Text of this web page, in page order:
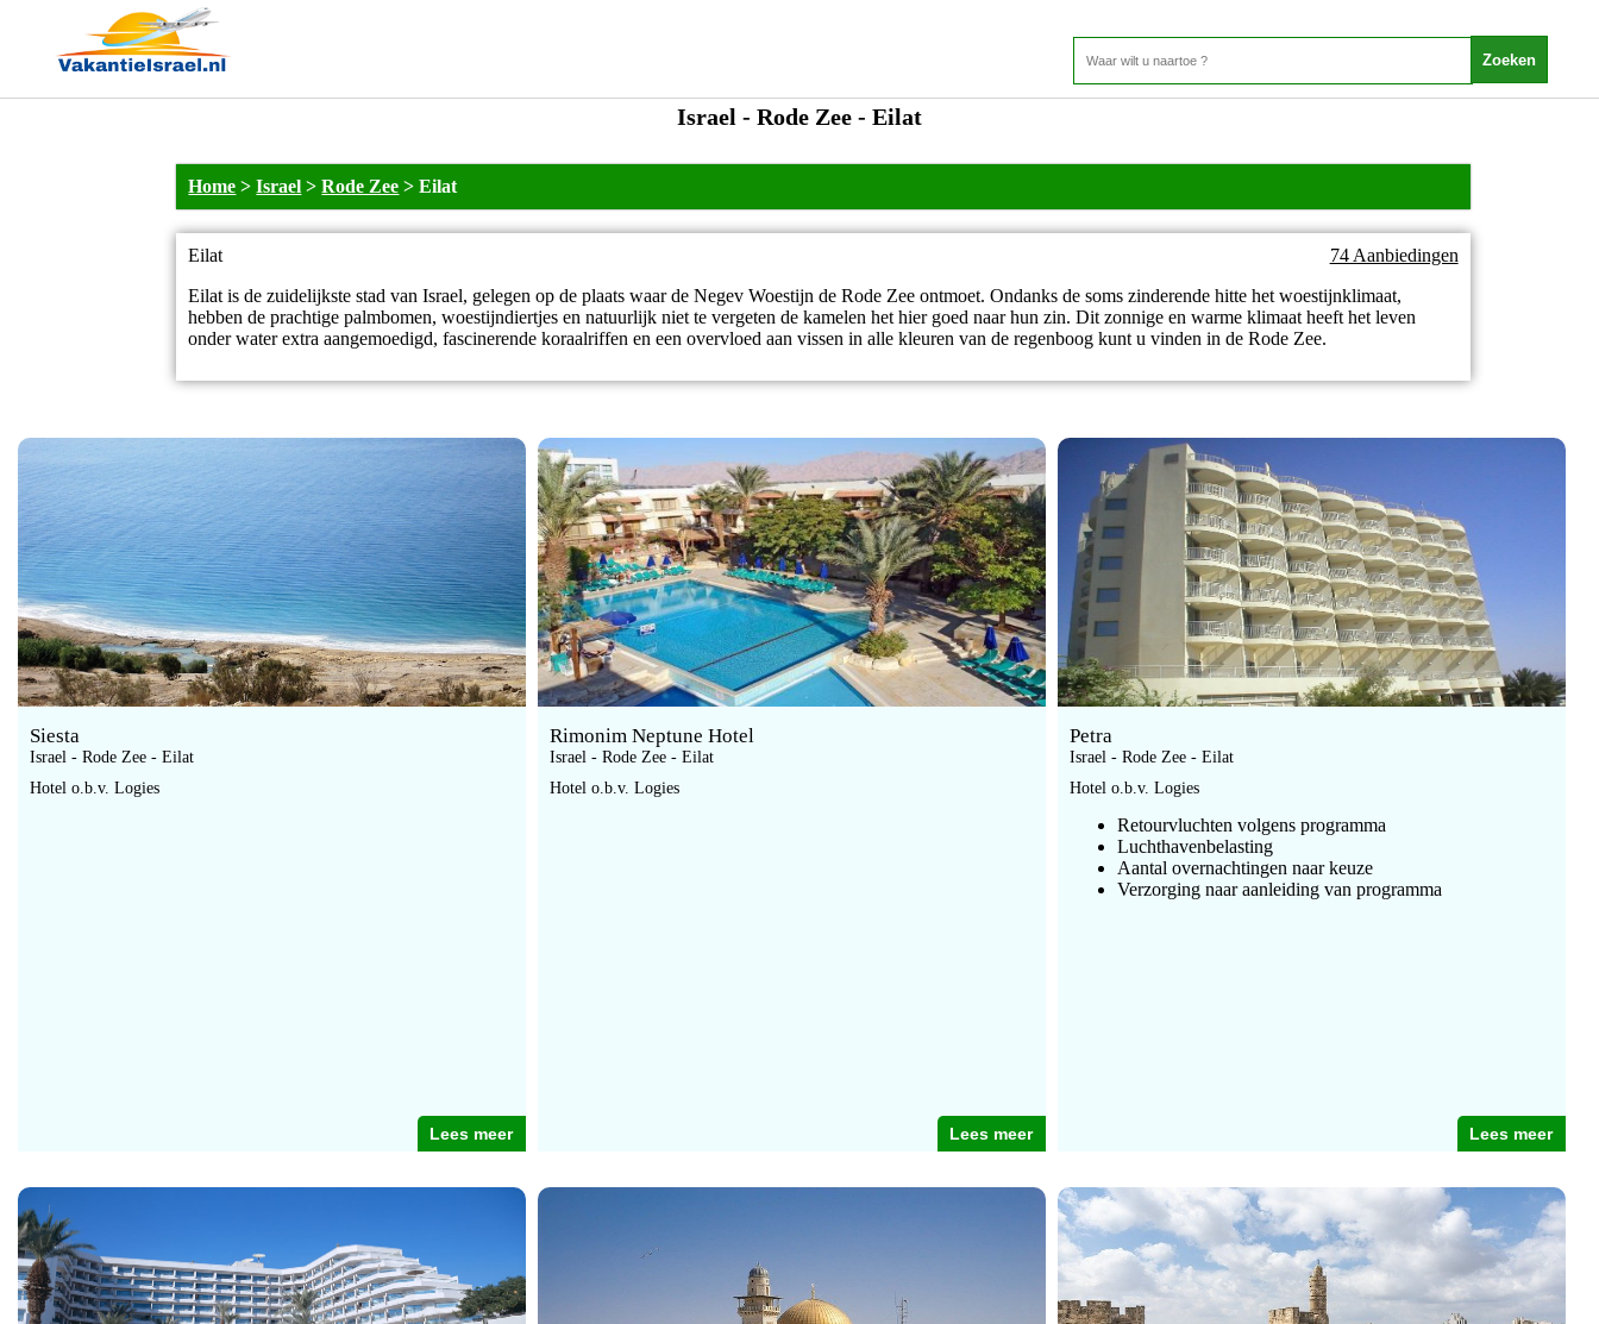
Israel - Rode Zee - Eilat
Home >Israel >Rode Zee >Eilat
Eilat
74 Aanbiedingen
Eilat is de zuidelijkste stad van Israel, gelegen op de plaats waar de Negev Woestijn de Rode Zee ontmoet. Ondanks de soms zinderende hitte het woestijnklimaat,
hebben de prachtige palmbomen, woestijndiertjes en natuurlijk niet te vergeten de kamelen het hier goed naar hun zin. Dit zonnige en warme klimaat heeft het leven
onder water extra aangemoedigd, fascinerende koraalriffen en een overvloed aan vissen in alle kleuren van de regenboog kunt u vinden in de Rode Zee.
Siesta
Israel - Rode Zee - Eilat
Hotel o.b.v. Logies
Lees meer
Rimonim Neptune Hotel
Israel - Rode Zee - Eilat
Hotel o.b.v. Logies
Lees meer
Petra
Israel - Rode Zee - Eilat
Hotel o.b.v. Logies
Retourvluchten volgens programma
Luchthavenbelasting
Aantal overnachtingen naar keuze
Verzorging naar aanleiding van programma
Lees meer